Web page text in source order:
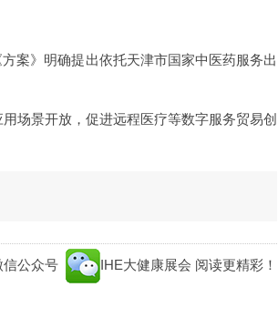
案》明确提出依托天津市国家中医药服务出
场景开放，促进远程医疗等数字服务贸易创
信公众号 IHE大健康展会 阅读更精彩！